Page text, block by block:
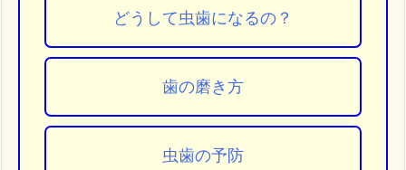
どうして虫歯になるの？
歯の磨き方
虫歯の予防